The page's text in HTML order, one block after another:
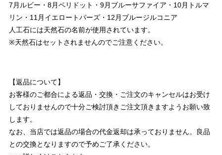
7月ルビー・8月ペリドット・9月ブルーサファイア・10月トルマ
リン・11月イエロートパーズ・12月ブルージルコニア
人工石には天然石の名前が使用されています。
※天然石はセットされませんのでご注意ください。
【返品について】
お客様のご都合による返品・交換・ご注文のキャンセルはお受け
しておりませんので十分ご検討頂きご注文頂きますようお願い致
します。
なお、当店では返品の場合の代金返却は承っておりません。良品
との交換となりますので予めご了承ください。